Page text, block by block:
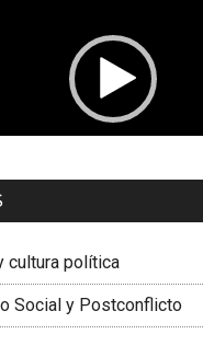
Mejía,Presidenta
cultura política
Social y Postconflicto